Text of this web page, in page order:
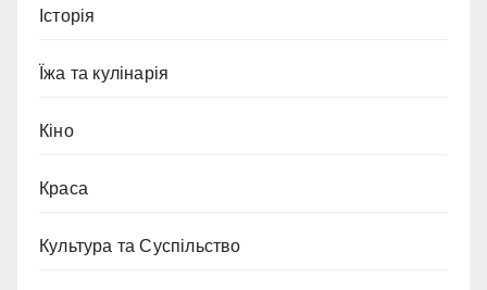
Історія
Їжа та кулінарія
Кіно
Краса
Культура та Суспільство